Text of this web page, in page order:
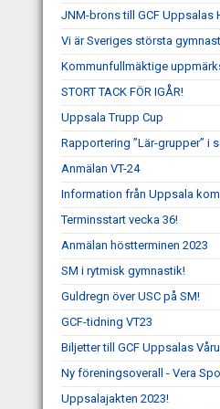
JNM-brons till GCF Uppsalas
Vi är Sveriges största
Kommunfullmäktige
STORT TACK FÖR IGÅR!
Uppsala Trupp Cup
Rapportering ”Lär-grupper” i
Anmälan VT-24
Information från Uppsala
Terminsstart vecka 36!
Anmälan höstterminen 2023
SM i rytmisk gymnastik!
Guldregn över USC på SM!
GCF-tidning VT23
Biljetter till GCF Uppsalas
Ny föreningsoverall - Vera
Uppsalajakten 2023!